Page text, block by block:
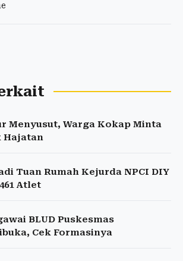
Menyusut, Warga Kokap Minta
Hajatan
Tuan Rumah Kejurda NPCI DIY
Atlet
BLUD Puskesmas
Cek Formasinya